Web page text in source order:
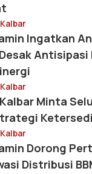
Kalbar
Ingatkan
Antisipasi
Kalbar
Minta
Kalbar
Dorong
Distribusi